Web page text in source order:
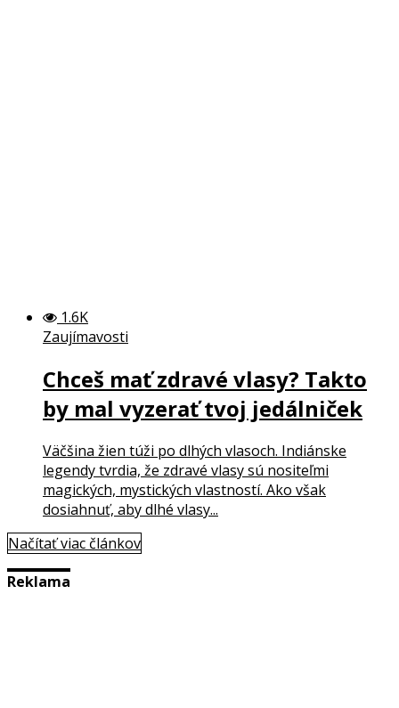
1.6K
Zaujímavosti
Chceš mať zdravé vlasy? Takto
by mal vyzerať tvoj jedálniček
Väčšina žien túži po dlhých vlasoch. Indiánske
legendy tvrdia, že zdravé vlasy sú nositeľmi
magických, mystických vlastností. Ako však
dosiahnuť, aby dlhé vlasy...
Načítať viac článkov
Reklama